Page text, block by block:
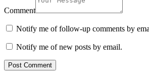
Comment
Notify me of follow-up comments by
Notify me of new posts by email.